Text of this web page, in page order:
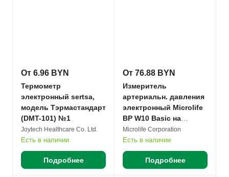
От 6.96 BYN
Термометр
электронный sertsa,
модель Тэрмастандарт
(DMT-101) №1
Joytech Healthcare Co. Ltd.
Есть в наличии
Подробнее
От 76.88 BYN
Измеритель
артериальн. давления
электронный Microlife
BP W10 Basic на
запястье №1
Microlife Corporation
Есть в наличии
Подробнее